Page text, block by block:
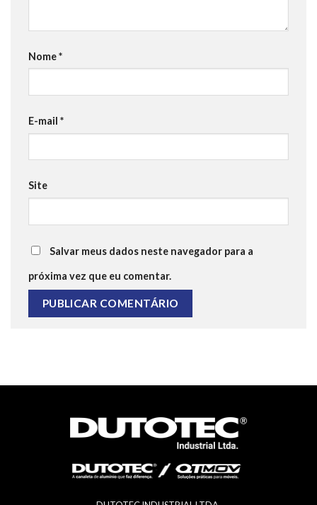
Nome*
E-mail *
Site
Salvar meus dados neste navegador para a
próxima vez que eu comentar.